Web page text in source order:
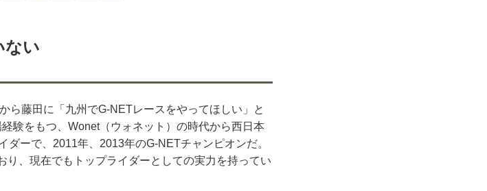
ない
ら藤田に「九州でG-NETレースをやってほしい」と
験をもつ、Wonet（ウォネット）の時代から西日本
ーで、2011年、2013年のG-NETチャンピオンだ。
、現在でもトップライダーとしての実力を持ってい